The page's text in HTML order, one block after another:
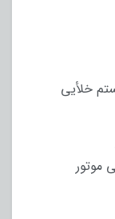
خلأیی
موتور